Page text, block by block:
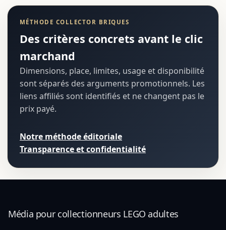
MÉTHODE COLLECTOR BRIQUES
Des critères concrets avant le clic
marchand
Dimensions, place, limites, usage et disponibilité
sont séparés des arguments promotionnels. Les
liens affiliés sont identifiés et ne changent pas le
prix payé.
Notre méthode éditoriale
Transparence et confidentialité
Média pour collectionneurs LEGO adultes